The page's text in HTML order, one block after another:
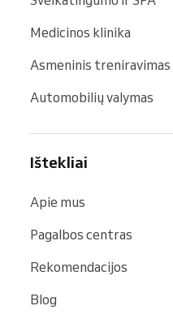
Medicinos klinika
Asmeninis treniravimas
Automobilių valymas
Ištekliai
Apie mus
Pagalbos centras
Rekomendacijos
Blog